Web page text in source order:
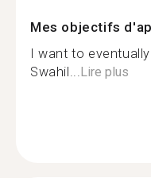
Mes objectifs
I want to
Swahil...Lire plus